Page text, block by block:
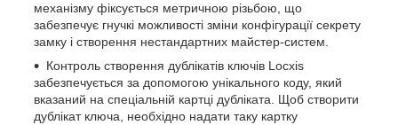
механізму фіксується метричною різьбою, що
забезпечує гнучкі можливості зміни конфігурації секрету
замку і створення нестандартних майстер-систем.
Контроль створення дублікатів ключів Locxis
забезпечується за допомогою унікального коду, який
вказаний на спеціальній картці дубліката. Щоб створити
дублікат ключа, необхідно надати таку картку